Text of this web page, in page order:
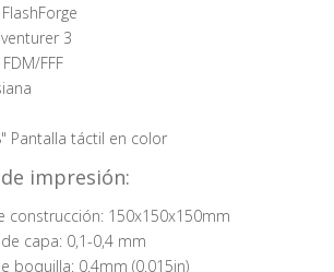
3
FFF
Pantalla táctil en color
impresión:
construcción: 150x150x150mm
capa: 0,1-0,4 mm
boquilla: 0.4mm (0.015in)